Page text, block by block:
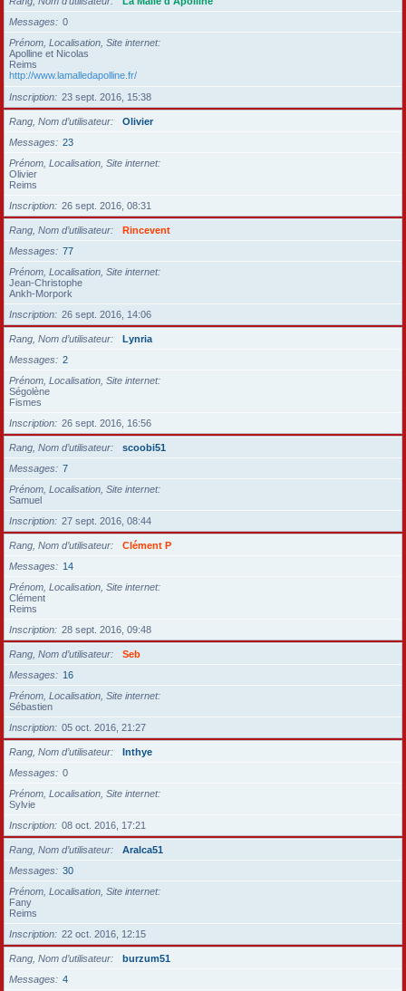
Messages
0
Prénom, Localisation, Site internet
Apolline et Nicolas
Reims
http://www.lamalledapolline.fr/
Inscription
23 sept. 2016, 15:38
Rang, Nom d’utilisateur
Olivier
Messages
23
Prénom, Localisation, Site internet
Olivier
Reims
Inscription
26 sept. 2016, 08:31
Rang, Nom d’utilisateur
Rincevent
Messages
77
Prénom, Localisation, Site internet
Jean-Christophe
Ankh-Morpork
Inscription
26 sept. 2016, 14:06
Rang, Nom d’utilisateur
Lynria
Messages
2
Prénom, Localisation, Site internet
Ségolène
Fismes
Inscription
26 sept. 2016, 16:56
Rang, Nom d’utilisateur
scoobi51
Messages
7
Prénom, Localisation, Site internet
Samuel
Inscription
27 sept. 2016, 08:44
Rang, Nom d’utilisateur
Clément P
Messages
14
Prénom, Localisation, Site internet
Clément
Reims
Inscription
28 sept. 2016, 09:48
Rang, Nom d’utilisateur
Seb
Messages
16
Prénom, Localisation, Site internet
Sébastien
Inscription
05 oct. 2016, 21:27
Rang, Nom d’utilisateur
Inthye
Messages
0
Prénom, Localisation, Site internet
Sylvie
Inscription
08 oct. 2016, 17:21
Rang, Nom d’utilisateur
Aralca51
Messages
30
Prénom, Localisation, Site internet
Fany
Reims
Inscription
22 oct. 2016, 12:15
Rang, Nom d’utilisateur
burzum51
Messages
4